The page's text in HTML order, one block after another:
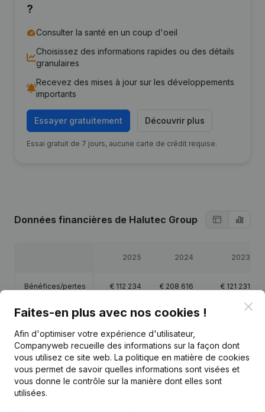
?
Consulter la santé en un coup d'oeil
Choisissez des informations rapides ou des détails
granulaires
Recevez des mises à jour sur les développements
importants
Essayer gratuitement Découvrir plus
Essai gratuit de 7 jours, aucune carte de crédit requise.
Données financières de Halutec Group
2025 2024 2023
Bénéfices/pertes € 112 234 € 208 616 € 121 231
Capitaux propres €3 952 293 €4 115 059
Marge brute €255 851 €261 851 €261 803
Faites-en plus avec nos cookies !
Afin d'optimiser votre expérience d'utilisateur,
Companyweb recueille des informations sur la façon dont
vous utilisez ce site web. La politique en matière de cookies
vous permet de savoir quelles informations sont visées et
vous donne le contrôle sur la manière dont elles sont
utilisées.